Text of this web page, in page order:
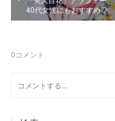
40代女性にもおすすめ♡
0コメント